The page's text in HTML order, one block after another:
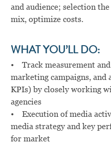
and audience; selection
mix, optimize costs.
WHAT YOU’LL DO:
• Track measurement
marketing campaigns, and
KPIs) by closely working
agencies
• Execution of media
media strategy and key
for market